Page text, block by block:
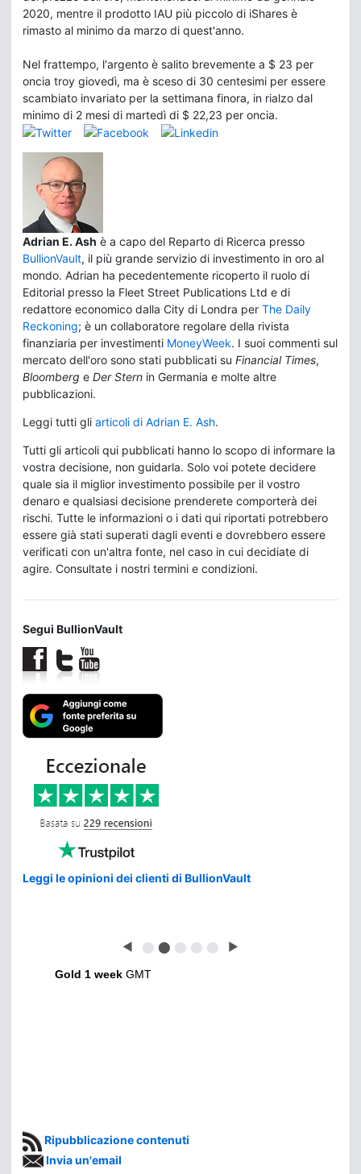
2020, mentre il prodotto IAU più piccolo di iShares è
rimasto al minimo da marzo di quest'anno.
Nel frattempo, l'argento è salito brevemente a $ 23 per
oncia troy giovedì, ma è sceso di 30 centesimi per essere
scambiato invariato per la settimana finora, in rialzo dal
minimo di 2 mesi di martedì di $ 22,23 per oncia.
Adrian E. Ash è a capo del Reparto di Ricerca presso
BullionVault, il più grande servizio di investimento in oro al
mondo. Adrian ha pecedentemente ricoperto il ruolo di
Editorial presso la Fleet Street Publications Ltd e di
redattore economico dalla City di Londra per The Daily
Reckoning; è un collaboratore regolare della rivista
finanziaria per investimenti MoneyWeek. I suoi commenti sul
mercato dell'oro sono stati pubblicati su Financial Times,
Bloomberg e Der Stern in Germania e molte altre
pubblicazioni.
Leggi tutti gli articoli di Adrian E. Ash.
Tutti gli articoli qui pubblicati hanno lo scopo di informare la
vostra decisione, non guidarla. Solo voi potete decidere
quale sia il miglior investimento possibile per il vostro
denaro e qualsiasi decisione prenderete comporterà dei
rischi. Tutte le informazioni o i dati qui riportati potrebbero
essere già stati superati dagli eventi e dovrebbero essere
verificati con un'altra fonte, nel caso in cui decidiate di
agire. Consultate i nostri termini e condizioni.
Segui BullionVault
Leggi le opinioni dei clienti di BullionVault
◀ ⬤ ⬤ ⬤ ⬤ ⬤ ▶
Gold 1 week GMT
Ripubblicazione contenuti
Invia un'email